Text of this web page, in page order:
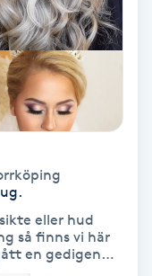
eller hud
så finns vi här